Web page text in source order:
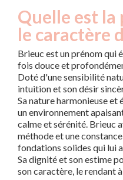
Quelle est
le caractère
Brieuc est un prénom qui
fois douce et
Doté d'une sensibilité
intuition et son désir
Sa nature harmonieuse
un environnement
calme et sérénité. Brieuc
méthode et une
fondations solides qui lui
Sa dignité et son estime
son caractère, le rendant